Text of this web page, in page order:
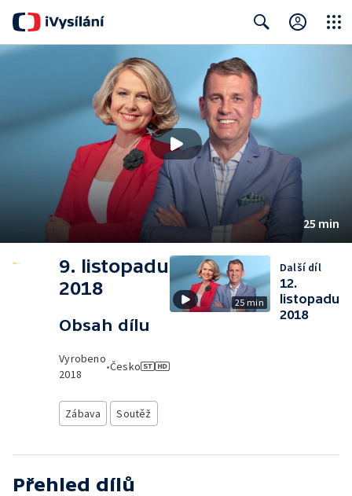
25 min
9. listopadu
2018
Obsah dílu
Vyrobeno
2018
•Česko
Zábava Soutěž
25 min
Další díl
12.
listopadu
2018
Přehled dílů